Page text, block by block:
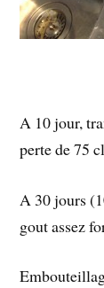
A 10 jour,
perte de 75
A 30 jours
gout assez